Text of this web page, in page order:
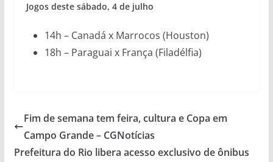
Jogos deste sábado, 4 de julho
14h – Canadá x Marrocos (Houston)
18h – Paraguai x França (Filadélfia)
Fim de semana tem feira, cultura e Copa em
Campo Grande – CGNotícias
Prefeitura do Rio libera acesso exclusivo de ônibus